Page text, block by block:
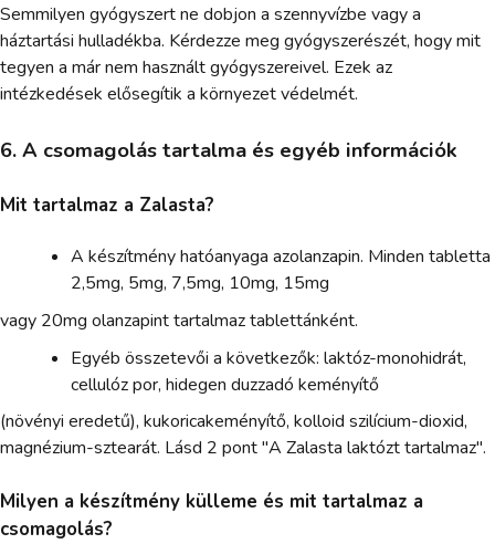
Semmilyen gyógyszert ne dobjon a szennyvízbe vagy a
háztartási hulladékba. Kérdezze meg gyógyszerészét, hogy mit
tegyen a már nem használt gyógyszereivel. Ezek az
intézkedések elősegítik a környezet védelmét.
6. A csomagolás tartalma és egyéb információk
Mit tartalmaz a Zalasta?
A készítmény hatóanyaga azolanzapin. Minden tabletta
2,5mg, 5mg, 7,5mg, 10mg, 15mg
vagy 20mg olanzapint tartalmaz tablettánként.
Egyéb összetevői a következők: laktóz-monohidrát,
cellulóz por, hidegen duzzadó keményítő
(növényi eredetű), kukoricakeményítő, kolloid szilícium-dioxid,
magnézium-sztearát. Lásd 2 pont "A Zalasta laktózt tartalmaz".
Milyen a készítmény külleme és mit tartalmaz a
csomagolás?